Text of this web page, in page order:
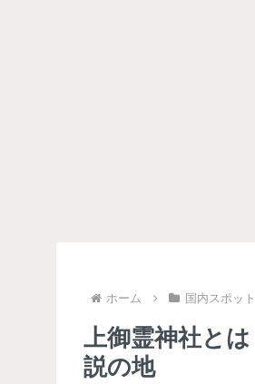
ホーム 国内スポット
上御霊神社と
説の地